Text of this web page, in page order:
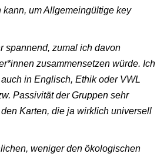
um Allgemeingültige key
spannend, zumal ich davon
zusammensetzen würde. Ich
in Englisch, Ethik oder VWL
Passivität der Gruppen sehr
Karten, die ja wirklich universell
weniger den ökologischen